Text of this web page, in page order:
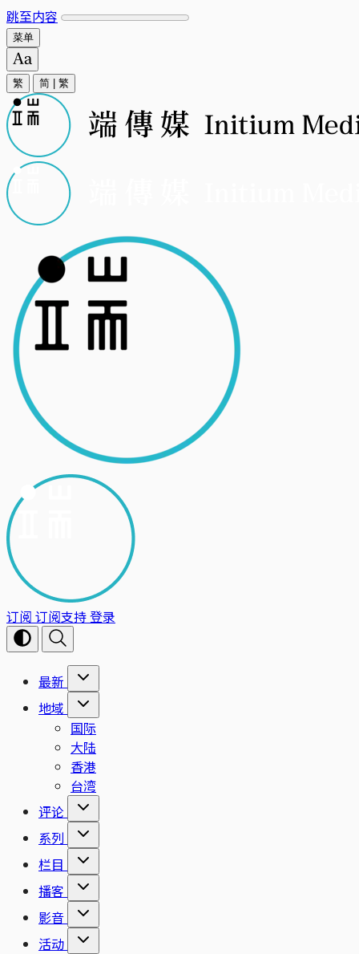
跳至内容
菜单
繁 简 繁
订阅 订阅支持登录
最新
地域
国际
大陆
香港
台湾
评论
系列
栏目
播客
影音
活动